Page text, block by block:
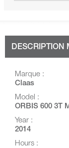
DESCRIPTION
Marque :
Claas
Model :
ORBIS 600 3T
Year :
2014
Hours :